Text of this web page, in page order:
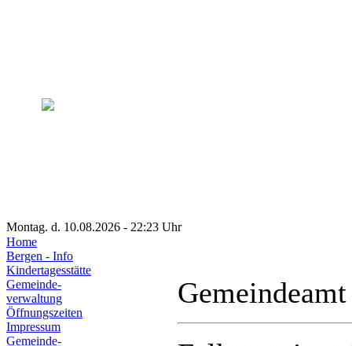
Montag. d. 10.08.2026 - 22:23 Uhr
Home
Bergen - Info
Kindertagesstätte
Gemeinde-
verwaltung
Öffnungszeiten
Impressum
Gemeinde-